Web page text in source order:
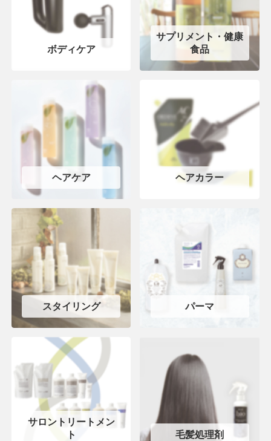
ボディケア
サプリメント・健康
食品
ヘアケア ヘアカラー
スタイリング パーマ
サロントリートメン
ト
毛髪処理剤